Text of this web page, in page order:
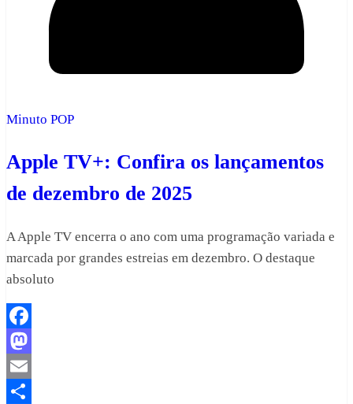
Minuto POP
Apple TV+: Confira os lançamentos
de dezembro de 2025
A Apple TV encerra o ano com uma programação variada e
marcada por grandes estreias em dezembro. O destaque
absoluto
Facebook
Mastodon
Email